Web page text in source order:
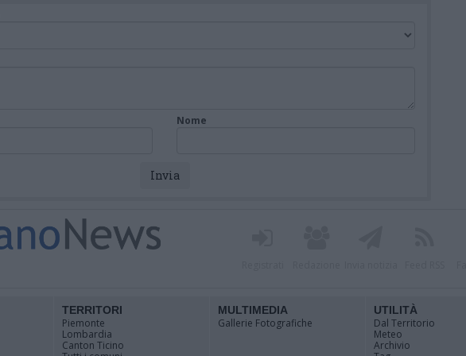
Nome
TERRITORI
Piemonte
Lombardia
Canton Ticino
MULTIMEDIA
Gallerie Fotografiche
UTILITÀ
Dal Territorio
Meteo
Archivio